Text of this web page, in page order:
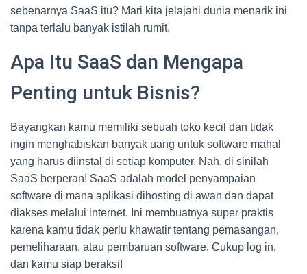
sebenarnya SaaS itu? Mari kita jelajahi dunia menarik ini
tanpa terlalu banyak istilah rumit.
Apa Itu SaaS dan Mengapa
Penting untuk Bisnis?
Bayangkan kamu memiliki sebuah toko kecil dan tidak
ingin menghabiskan banyak uang untuk software mahal
yang harus diinstal di setiap komputer. Nah, di sinilah
SaaS berperan! SaaS adalah model penyampaian
software di mana aplikasi dihosting di awan dan dapat
diakses melalui internet. Ini membuatnya super praktis
karena kamu tidak perlu khawatir tentang pemasangan,
pemeliharaan, atau pembaruan software. Cukup log in,
dan kamu siap beraksi!